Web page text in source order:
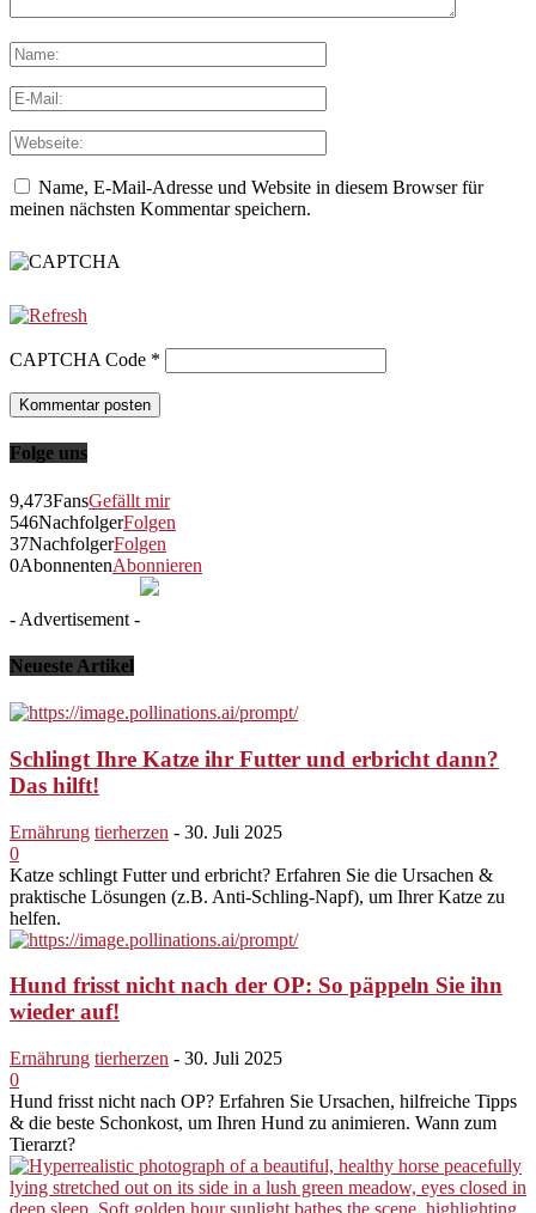
Name, E-Mail-Adresse und Website in diesem Browser für
meinen nächsten Kommentar speichern.
CAPTCHA Code *
Folge uns
9,473FansGefällt mir
546NachfolgerFolgen
37NachfolgerFolgen
0AbonnentenAbonnieren
- Advertisement -
Neueste Artikel
Schlingt Ihre Katze ihr Futter und erbricht dann?
Das hilft!
Ernährung tierherzen - 30. Juli 2025
0
Katze schlingt Futter und erbricht? Erfahren Sie die Ursachen &
praktische Lösungen (z.B. Anti-Schling-Napf), um Ihrer Katze zu
helfen.
Hund frisst nicht nach der OP: So päppeln Sie ihn
wieder auf!
Ernährung tierherzen - 30. Juli 2025
0
Hund frisst nicht nach OP? Erfahren Sie Ursachen, hilfreiche Tipps
& die beste Schonkost, um Ihren Hund zu animieren. Wann zum
Tierarzt?